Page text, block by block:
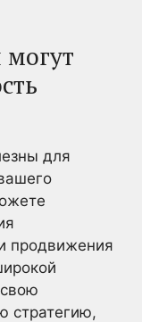
для
продвижения
стратегию,